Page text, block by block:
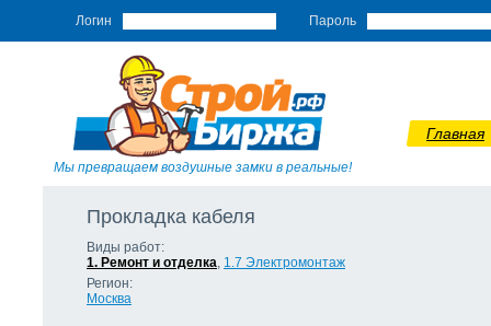
Логин Пароль
Мы превращаем воздушные замки в реальные!
Главная
Прокладка кабеля
Виды работ:
1. Ремонт и отделка, 1.7 Э­лектромонтаж
Регион:
Москва